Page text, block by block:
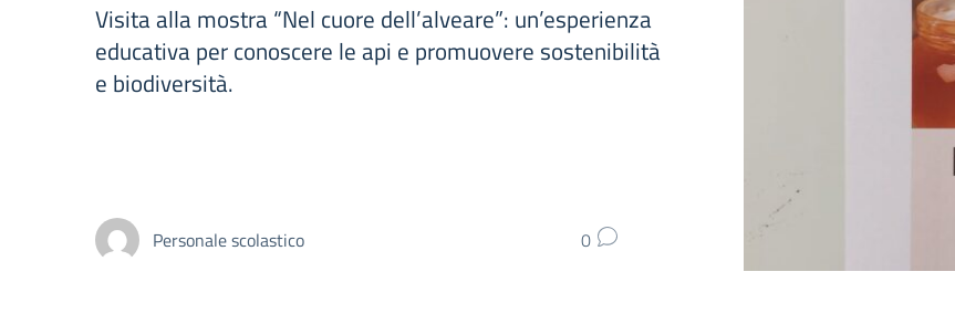
Visita alla mostra “Nel cuore dell’alveare”: un’esperienza
educativa per conoscere le api e promuovere sostenibilità
e biodiversità.
Personale scolastico 0